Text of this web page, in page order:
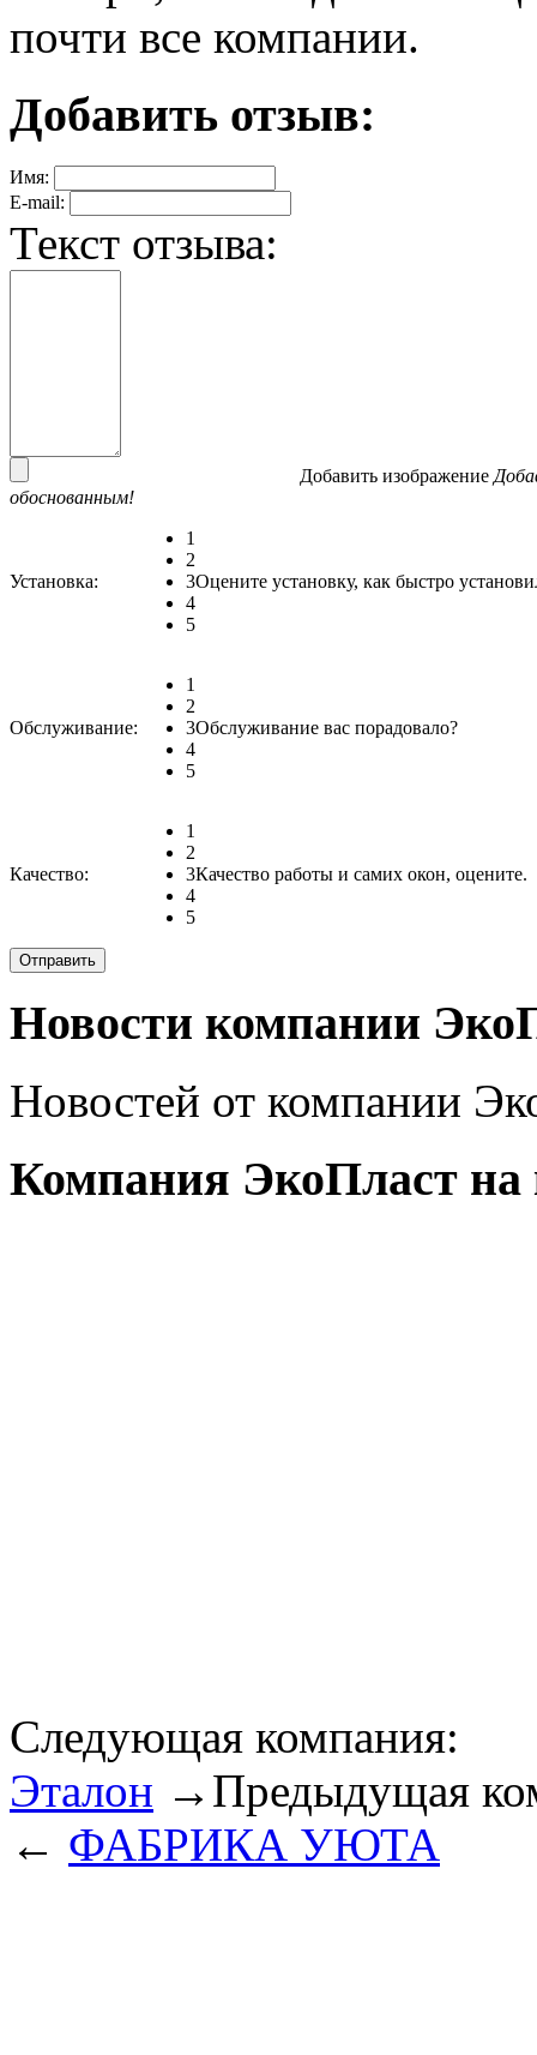
почти все компании.
Добавить отзыв:
Имя:
E-mail:
Текст отзыва:
Добавить изображение
обоснованным!
Установка:
1
2
3
4
5
Оцените установку, как быстро
Обслуживание:
1
2
3
4
5
Обслуживание вас порадовало?
Качество:
1
2
3
4
5
Качество работы и самих окон, оцените.
Новости компании
Новостей от компании
Компания ЭкоПласт на
Следующая компания:
Эталон → Предыдущая
← ФАБРИКА УЮТА